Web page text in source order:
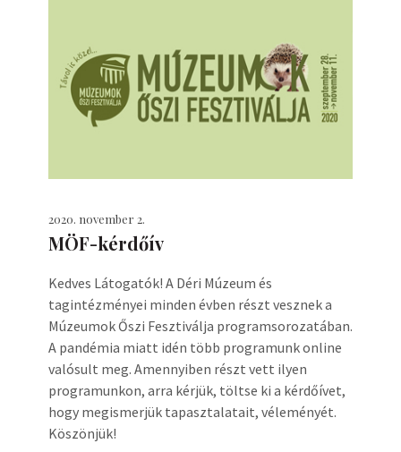
2020. november 2.
MÖF-kérdőív
Kedves Látogatók! A Déri Múzeum és
tagintézményei minden évben részt vesznek a
Múzeumok Őszi Fesztiválja programsorozatában.
A pandémia miatt idén több programunk online
valósult meg. Amennyiben részt vett ilyen
programunkon, arra kérjük, töltse ki a kérdőívet,
hogy megismerjük tapasztalatait, véleményét.
Köszönjük!